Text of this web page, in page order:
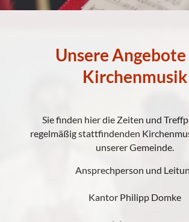
Unsere
Kirchenmusik
Sie finden hier die Zeiten und
regelmäßig stattfindenden
unserer Gemeinde.
Ansprechperson und
Kantor Philipp Domke